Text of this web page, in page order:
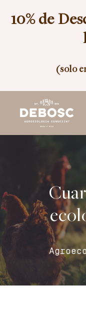
10% de
(solo
Nosotros